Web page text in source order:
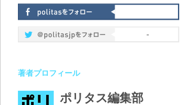
-
著者プロフィール
ポリタス編集部